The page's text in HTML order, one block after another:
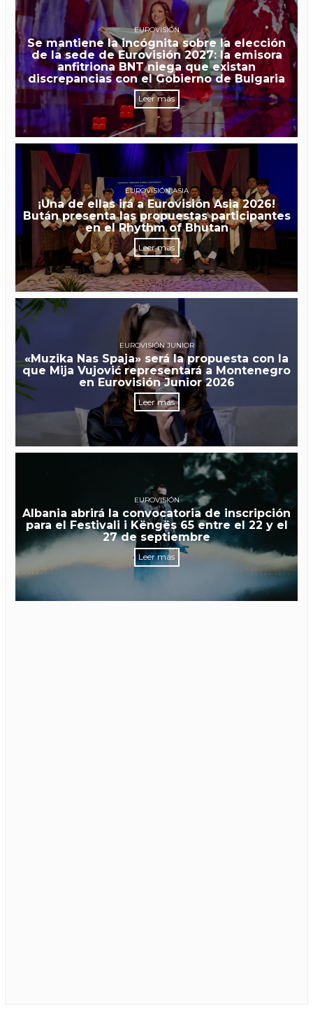
EUROVISIÓN
Se mantiene la incógnita sobre la elección
de la sede de Eurovisión 2027: la emisora
anfitriona BNT niega que existan
discrepancias con el Gobierno de Bulgaria
Leer más
EUROVISIÓN ASIA
¡Una de ellas irá a Eurovisión Asia 2026!
Bután presenta las propuestas participantes
en el Rhythm of Bhutan
Leer más
EUROVISIÓN JUNIOR
«Muzika Nas Spaja» será la propuesta con la
que Mija Vujović representará a Montenegro
en Eurovisión Junior 2026
Leer más
EUROVISIÓN
Albania abrirá la convocatoria de inscripción
para el Festivali i Këngës 65 entre el 22 y el
27 de septiembre
Leer más